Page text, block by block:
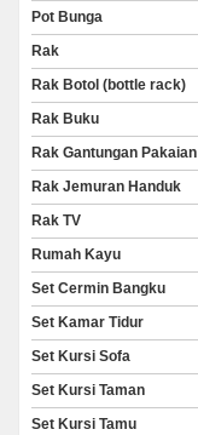
Pot Bunga
Rak
Rak Botol (bottle rack)
Rak Buku
Rak Gantungan Pakaian
Rak Jemuran Handuk
Rak TV
Rumah Kayu
Set Cermin Bangku
Set Kamar Tidur
Set Kursi Sofa
Set Kursi Taman
Set Kursi Tamu